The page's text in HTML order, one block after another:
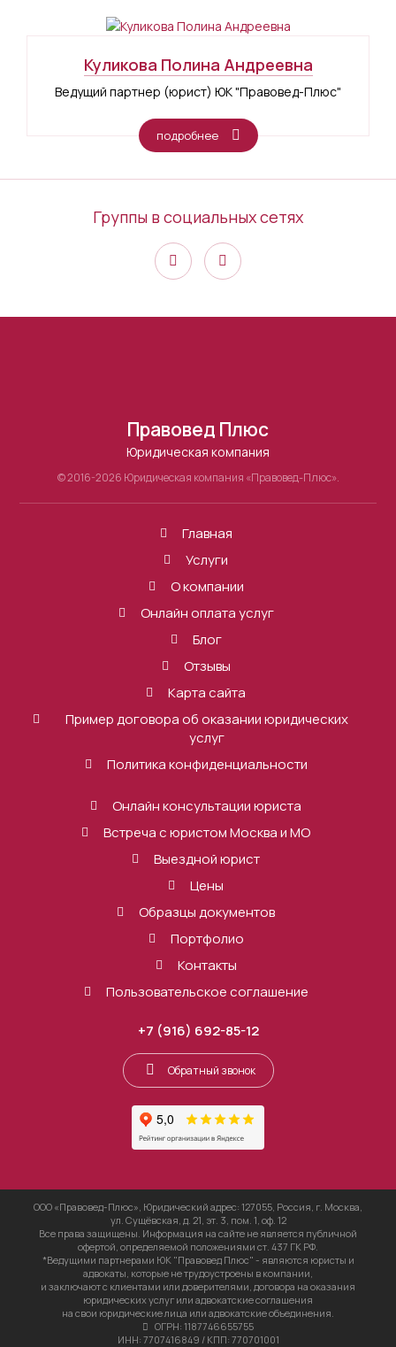
Куликова Полина Андреевна
Ведущий партнер (юрист) ЮК "Правовед-Плюс"
подробнее
Группы в социальных сетях
Правовед Плюс
Юридическая компания
© 2016-2026 Юридическая компания «Правовед-Плюс».
Главная
Услуги
О компании
Онлайн оплата услуг
Блог
Отзывы
Карта сайта
Пример договора об оказании юридических
услуг
Политика конфиденциальности
Онлайн консультации юриста
Встреча с юристом Москва и МО
Выездной юрист
Цены
Образцы документов
Портфолио
Контакты
Пользовательское соглашение
+7 (916) 692-85-12
Обратный звонок
ООО «Правовед-Плюс», Юридический адрес: 127055, Россия, г. Москва,
ул. Сущёвская, д. 21, эт. 3, пом. 1, оф. 12
Все права защищены. Информация на сайте не является публичной
офертой, определяемой положениями ст. 437 ГК РФ.
*Ведущими партнерами ЮК "Правовед Плюс" - являются юристы и
адвокаты, которые не трудоустроены в компании,
и заключают с клиентами или доверителями, договора на оказания
юридических услуг или адвокатские соглашения
на свои юридические лица или адвокатские объединения.
ОГРН: 1187746655755
ИНН: 7707416849 / КПП: 770701001